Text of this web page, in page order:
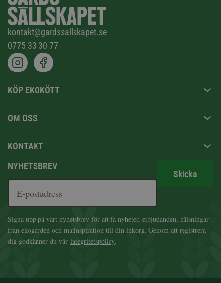
kontakt@gardssallskapet.se
0775 33 30 77
KÖP EKOKÖTT
OM OSS
KONTAKT
NYHETSBREV
Skicka
Signa upp på vårt nyhetsbrev för att få nyheter, erbjudanden, hälsningar
från ekogården och matinspiration till din inkorg. Genom att registrera
dig godkänner du vår integritetspolicy.